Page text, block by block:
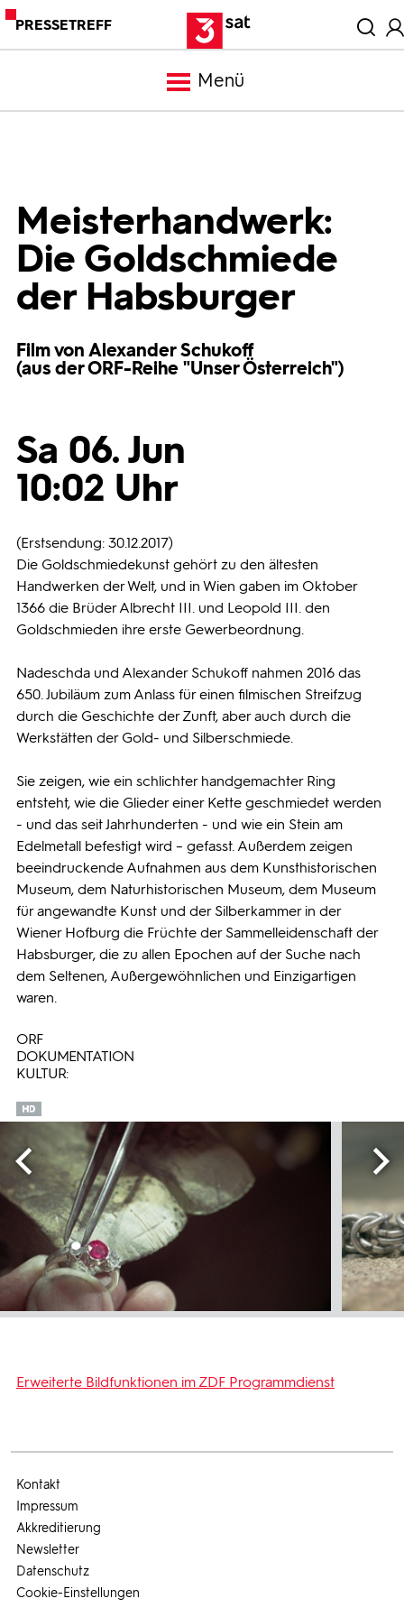
PRESSETREFF
Menü
Mediathek
Bilder
Programmwochen
Meisterhandwerk:
Die Goldschmiede
der Habsburger
Film von Alexander Schukoff
(aus der ORF-Reihe "Unser Österreich")
Sa 06. Jun
10:02 Uhr
(Erstsendung: 30.12.2017)
Die Goldschmiedekunst gehört zu den ältesten
Handwerken der Welt, und in Wien gaben im Oktober
1366 die Brüder Albrecht III. und Leopold III. den
Goldschmieden ihre erste Gewerbeordnung.
Nadeschda und Alexander Schukoff nahmen 2016 das
650. Jubiläum zum Anlass für einen filmischen Streifzug
durch die Geschichte der Zunft, aber auch durch die
Werkstätten der Gold- und Silberschmiede.
Sie zeigen, wie ein schlichter handgemachter Ring
entsteht, wie die Glieder einer Kette geschmiedet werden
- und das seit Jahrhunderten - und wie ein Stein am
Edelmetall befestigt wird – gefasst. Außerdem zeigen
beeindruckende Aufnahmen aus dem Kunsthistorischen
Museum, dem Naturhistorischen Museum, dem Museum
für angewandte Kunst und der Silberkammer in der
Wiener Hofburg die Früchte der Sammelleidenschaft der
Habsburger, die zu allen Epochen auf der Suche nach
dem Seltenen, Außergewöhnlichen und Einzigartigen
waren.
ORF
DOKUMENTATION
KULTUR:
Erweiterte Bildfunktionen im ZDF Programmdienst
Kontakt
Impressum
Akkreditierung
Newsletter
Datenschutz
Cookie-Einstellungen